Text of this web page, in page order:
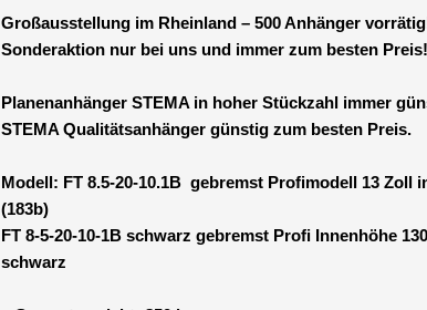
Großausstellung im Rheinland – 500 Anhänger
Sonderaktion nur bei uns und immer zum besten Preis!
Planenanhänger STEMA in hoher Stückzahl immer
STEMA Qualitätsanhänger günstig zum besten Preis.
Modell: FT 8.5-20-10.1B gebremst Profimodell 13 Zoll
(183b)
FT 8-5-20-10-1B schwarz gebremst Profi Innenhöhe
schwarz